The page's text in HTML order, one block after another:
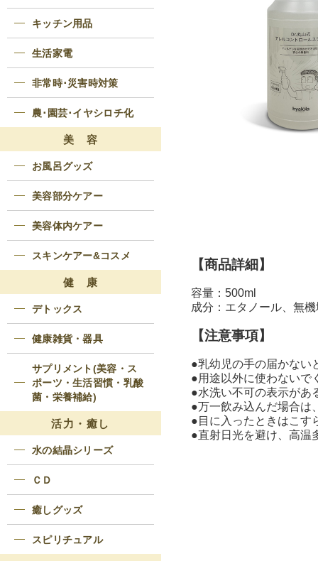
【商品詳細】
容量：500ml
成分：エタノール、無
【注意事項】
●乳幼児の手の届かない
●用途以外に使わないで
●水洗い不可の表示があ
●万一飲み込んだ場合は
●目に入ったときはこす
●直射日光を避け、高温
キッチン用品
生活家電
非常時･災害時対策
農･園芸･イヤシロチ化
美 容
お風呂グッズ
美容部分ケアー
美容体内ケアー
スキンケアー&コスメ
健 康
デトックス
健康雑貨・器具
サプリメント(美容・ス
ポーツ・生活習慣・乳酸
菌・栄養補給)
活力・癒し
水の結晶シリーズ
ＣＤ
癒しグッズ
スピリチュアル